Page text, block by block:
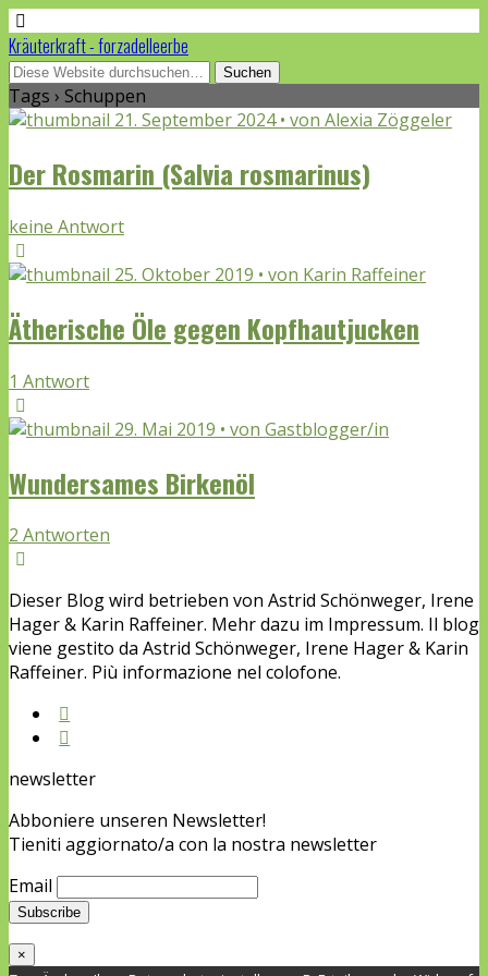
Kräuterkraft - forzadelleerbe
Tags › Schuppen
21. September 2024 • von Alexia Zöggeler
Der Rosmarin (Salvia rosmarinus)
keine Antwort
25. Oktober 2019 • von Karin Raffeiner
Ätherische Öle gegen Kopfhautjucken
1 Antwort
29. Mai 2019 • von Gastblogger/in
Wundersames Birkenöl
2 Antworten
Dieser Blog wird betrieben von Astrid Schönweger, Irene
Hager & Karin Raffeiner. Mehr dazu im Impressum. Il blog
viene gestito da Astrid Schönweger, Irene Hager & Karin
Raffeiner. Più informazione nel colofone.
newsletter
Abboniere unseren Newsletter!
Tieniti aggiornato/a con la nostra newsletter
Email
×